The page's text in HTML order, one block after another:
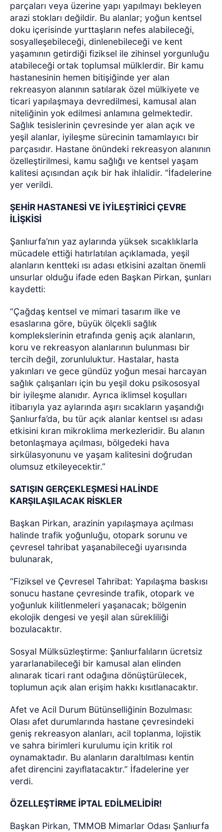
parçaları veya üzerine yapı yapılmayı bekleyen
arazi stokları değildir. Bu alanlar; yoğun kentsel
doku içerisinde yurttaşların nefes alabileceği,
sosyalleşebileceği, dinlenebileceği ve kent
yaşamının getirdiği fiziksel ile zihinsel yorgunluğu
atabileceği ortak toplumsal mülklerdir. Bir kamu
hastanesinin hemen bitişiğinde yer alan
rekreasyon alanının satılarak özel mülkiyete ve
ticari yapılaşmaya devredilmesi, kamusal alan
niteliğinin yok edilmesi anlamına gelmektedir.
Sağlık tesislerinin çevresinde yer alan açık ve
yeşil alanlar, iyileşme sürecinin tamamlayıcı bir
parçasıdır. Hastane önündeki rekreasyon alanının
özelleştirilmesi, kamu sağlığı ve kentsel yaşam
kalitesi açısından açık bir hak ihlalidir. “İfadelerine
yer verildi.
ŞEHİR HASTANESİ VE İYİLEŞTİRİCİ ÇEVRE
İLİŞKİSİ
Şanlıurfa’nın yaz aylarında yüksek sıcaklıklarla
mücadele ettiği hatırlatılan açıklamada, yeşil
alanların kentteki ısı adası etkisini azaltan önemli
unsurlar olduğu ifade eden Başkan Pirkan, şunları
kaydetti:
“Çağdaş kentsel ve mimari tasarım ilke ve
esaslarına göre, büyük ölçekli sağlık
komplekslerinin etrafında geniş açık alanların,
koru ve rekreasyon alanlarının bulunması bir
tercih değil, zorunluluktur. Hastalar, hasta
yakınları ve gece gündüz yoğun mesai harcayan
sağlık çalışanları için bu yeşil doku psikososyal
bir iyileşme alanıdır. Ayrıca iklimsel koşulları
itibarıyla yaz aylarında aşırı sıcakların yaşandığı
Şanlıurfa’da, bu tür açık alanlar kentsel ısı adası
etkisini kıran mikroklima merkezleridir. Bu alanın
betonlaşmaya açılması, bölgedeki hava
sirkülasyonunu ve yaşam kalitesini doğrudan
olumsuz etkileyecektir.”
SATIŞIN GERÇEKLEŞMESİ HALİNDE
KARŞILAŞILACAK RİSKLER
Başkan Pirkan, arazinin yapılaşmaya açılması
halinde trafik yoğunluğu, otopark sorunu ve
çevresel tahribat yaşanabileceği uyarısında
bulunarak,
“Fiziksel ve Çevresel Tahribat: Yapılaşma baskısı
sonucu hastane çevresinde trafik, otopark ve
yoğunluk kilitlenmeleri yaşanacak; bölgenin
ekolojik dengesi ve yeşil alan sürekliliği
bozulacaktır.
Sosyal Mülksüzleştirme: Şanlıurfalıların ücretsiz
yararlanabileceği bir kamusal alan elinden
alınarak ticari rant odağına dönüştürülecek,
toplumun açık alan erişim hakkı kısıtlanacaktır.
Afet ve Acil Durum Bütünselliğinin Bozulması:
Olası afet durumlarında hastane çevresindeki
geniş rekreasyon alanları, acil toplanma, lojistik
ve sahra birimleri kurulumu için kritik rol
oynamaktadır. Bu alanların daraltılması kentin
afet direncini zayıflatacaktır.” İfadelerine yer
verdi.
ÖZELLEŞTİRME İPTAL EDİLMELİDİR!
Başkan Pirkan, TMMOB Mimarlar Odası Şanlıurfa